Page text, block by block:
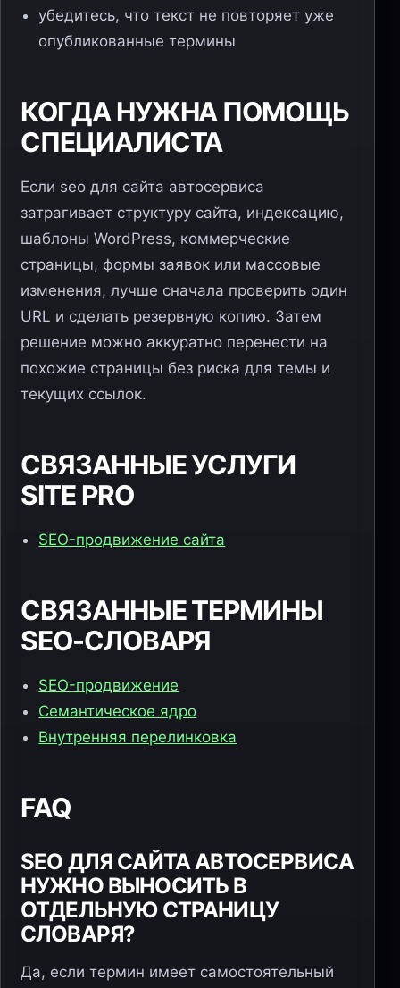
убедитесь, что текст не повторяет уже
опубликованные термины
КОГДА НУЖНА ПОМОЩЬ
СПЕЦИАЛИСТА
Если seo для сайта автосервиса
затрагивает структуру сайта, индексацию,
шаблоны WordPress, коммерческие
страницы, формы заявок или массовые
изменения, лучше сначала проверить один
URL и сделать резервную копию. Затем
решение можно аккуратно перенести на
похожие страницы без риска для темы и
текущих ссылок.
СВЯЗАННЫЕ УСЛУГИ
SITE PRO
SEO-продвижение сайта
СВЯЗАННЫЕ ТЕРМИНЫ
SEO-СЛОВАРЯ
SEO-продвижение
Семантическое ядро
Внутренняя перелинковка
FAQ
SEO ДЛЯ САЙТА АВТОСЕРВИСА
НУЖНО ВЫНОСИТЬ В
ОТДЕЛЬНУЮ СТРАНИЦУ
СЛОВАРЯ?
Да, если термин имеет самостоятельный